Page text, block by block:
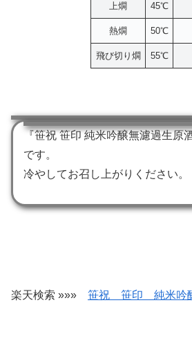
上燗 45℃
熱燗 50℃
飛び切り燗 55℃
『笹祝 笹印 純米吟醸無濾過生原
です。
冷やしてお召し上がりください。
楽天検索 »»» 笹祝 笹印 純米吟